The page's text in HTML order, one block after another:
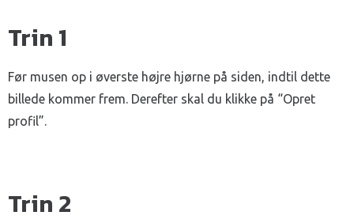
Trin 1
Før musen op i øverste højre hjørne på siden, indtil dette
billede kommer frem. Derefter skal du klikke på “Opret
profil”.
Trin 2